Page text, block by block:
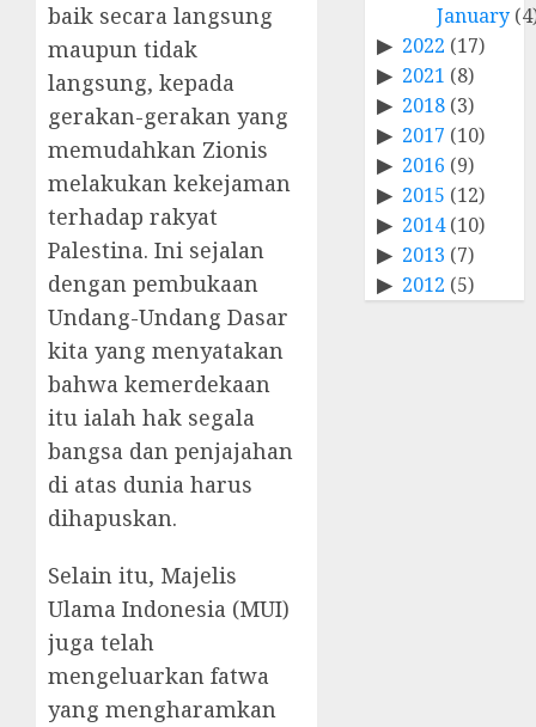
baik secara langsung
maupun tidak
langsung, kepada
gerakan-gerakan yang
memudahkan Zionis
melakukan kekejaman
terhadap rakyat
Palestina. Ini sejalan
dengan pembukaan
Undang-Undang Dasar
kita yang menyatakan
bahwa kemerdekaan
itu ialah hak segala
bangsa dan penjajahan
di atas dunia harus
dihapuskan.
Selain itu, Majelis
Ulama Indonesia (MUI)
juga telah
mengeluarkan fatwa
yang mengharamkan
January
2022 (17)
2021 (8)
2018 (3)
2017 (10)
2016 (9)
2015 (12)
2014(10)
2013 (7)
2012 (5)